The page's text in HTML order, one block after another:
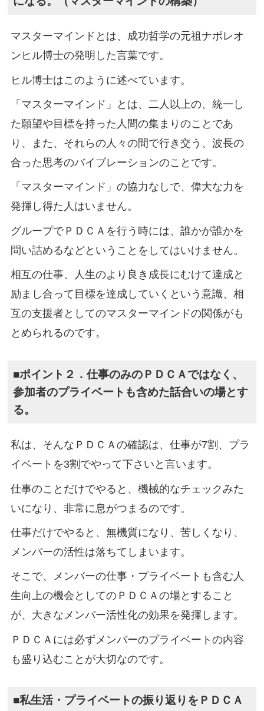
マスターマインドとは、成功哲学の元祖ナポレオ
ンヒル博士の発明した言葉です。
ヒル博士はこのように述べています。
「マスターマインド」とは、二人以上の、統一し
た願望や目標を持った人間の集まりのことであ
り、また、それらの人々の間で行き交う、波長の
合った思考のバイブレーションのことです。
「マスターマインド」の協力なしで、偉大な力を
発揮し得た人はいません。
グループでＰＤＣＡを行う時には、誰かが誰かを
問い詰めるなどということをしてはいけません。
相互の仕事、人生のより良き成長にむけて達成と
励まし合って目標を達成していくという意識、相
互の支援者としてのマスターマインドの関係がも
とめられるのです。
■ポイント２．仕事のみのＰＤＣＡではなく、
参加者のプライベートも含めた話合いの場とす
る。
私は、そんなＰＤＣＡの確認は、仕事が7割、プラ
イベートを3割でやって下さいと言います。
仕事のことだけでやると、機械的なチェックみた
いになり、非常に息がつまるのです。
仕事だけでやると、無機質になり、苦しくなり、
メンバーの活性は落ちてしまいます。
そこで、メンバーの仕事・プライベートも含む人
生向上の機会としてのＰＤＣＡの場とすること
が、大きなメンバー活性化の効果を発揮します。
ＰＤＣＡには必ずメンバーのプライベートの内容
も盛り込むことが大切なのです。
■私生活・プライベートの振り返りをＰＤＣＡ